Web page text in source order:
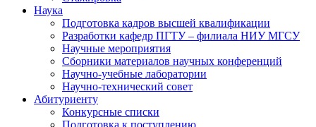
Наука
Подготовка кадров высшей квалификации
Разработки кафедр ПГТУ – филиала НИУ МГСУ
Научные мероприятия
Сборники материалов научных конференций
Научно-учебные лаборатории
Научно-технический совет
Абитуриенту
Конкурсные списки
Подготовка к поступлению